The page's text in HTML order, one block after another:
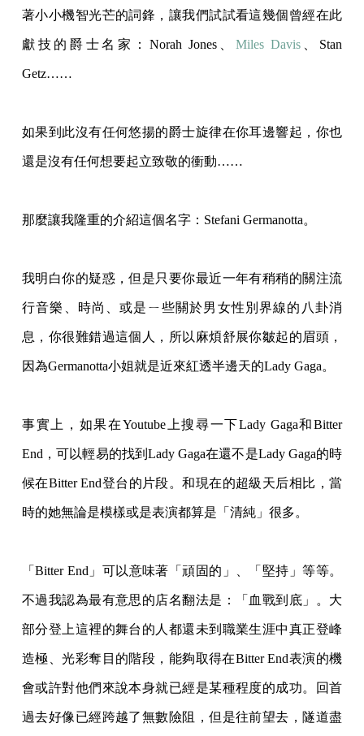
著小小機智光芒的詞鋒，讓我們試試看這幾個曾經在此
獻技的爵士名家：Norah Jones、Miles Davis、Stan
Getz……
如果到此沒有任何悠揚的爵士旋律在你耳邊響起，你也
還是沒有任何想要起立致敬的衝動……
那麼讓我隆重的介紹這個名字：Stefani Germanotta。
我明白你的疑惑，但是只要你最近一年有稍稍的關注流
行音樂、時尚、或是ㄧ些關於男女性 別界線的八卦消
息，你很難錯過這個人，所以麻煩舒展你皺起的眉頭，
因為Germanotta小姐就是近來紅透半邊天的Lady Gaga。
事實上，如果在Youtube上搜尋一下Lady Gaga和Bitter
End，可以輕易的找到Lady Gaga在還不是Lady Gaga的時
候在Bitter End登台的片段。和現在的超級天后相比，當
時的她無論是模樣或是表演都算是「清純」 很多。
「Bitter End」可以意味著「頑固的」、「堅持」等等。
不過我認為最有意思的店名翻法是：「血 戰到底」。大
部分登上這裡的舞台的人都還未到職業生涯中真正登峰
造極、光彩奪目的階段 ，能夠取得在Bitter End表演的機
會或許對他們來說本身就已經是某種程度的成功。回首
過去好像已經跨越了無數險阻，但是往前望去，隧道盡